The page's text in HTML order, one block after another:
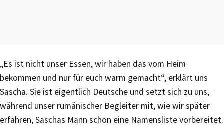
„Es ist nicht unser Essen, wir haben das vom Heim
bekommen und nur für euch warm gemacht“, erklärt uns
Sascha. Sie ist eigentlich Deutsche und setzt sich zu uns,
während unser rumänischer Begleiter mit, wie wir später
erfahren, Saschas Mann schon eine Namensliste vorbereitet.